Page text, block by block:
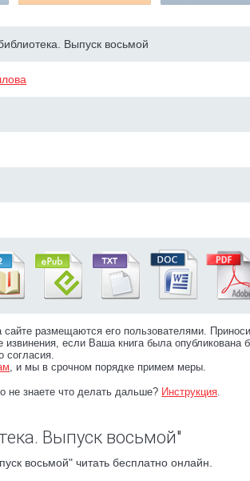
Выпуск восьмой
сайте размещаются его пользователями.
извинения, если Ваша книга была опубликована
согласия.
, и мы в срочном порядке примем меры.
не знаете что делать дальше? Инструкция.
Выпуск восьмой"
восьмой" читать бесплатно онлайн.